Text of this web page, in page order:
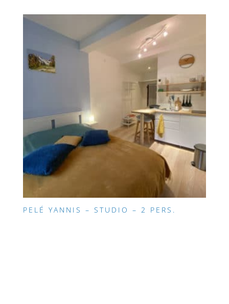
PELÉ YANNIS – STUDIO – 2 PERS.